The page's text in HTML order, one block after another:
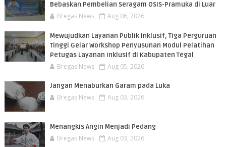
Bebaskan Pembelian Seragam OSIS-Pramuka di Luar
Bregas News Aug 06, 2026
​Mewujudkan Layanan Publik Inklusif, Tiga Perguruan
Tinggi Gelar Workshop Penyusunan Modul Pelatihan
Petugas Layanan Inklusif di Kabupaten Tegal
Bregas News Aug 05, 2026
Jangan Menaburkan Garam pada Luka
Bregas News Aug 03, 2026
Menangkis Angin Menjadi Pedang
Bregas News Aug 03, 2026